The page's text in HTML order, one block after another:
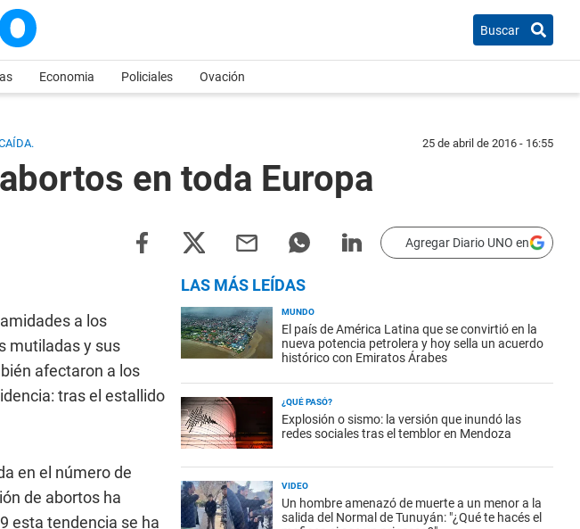
Buscar
Economia Policiales Ovación
25 de abril de 2016 - 16:55
en toda Europa
Agregar Diario UNO en
a los
mutiladas y sus
afectaron a los
tras el estallido
en el número de
de abortos ha
esta tendencia se ha
LAS MÁS LEÍDAS
MUNDO
El país de América Latina que se convirtió en la
nueva potencia petrolera y hoy sella un acuerdo
histórico con Emiratos Árabes
¿QUÉ PASÓ?
Explosión o sismo: la versión que inundó las
redes sociales tras el temblor en Mendoza
VIDEO
Un hombre amenazó de muerte a un menor a la
salida del Normal de Tunuyán: "¿Qué te hacés el